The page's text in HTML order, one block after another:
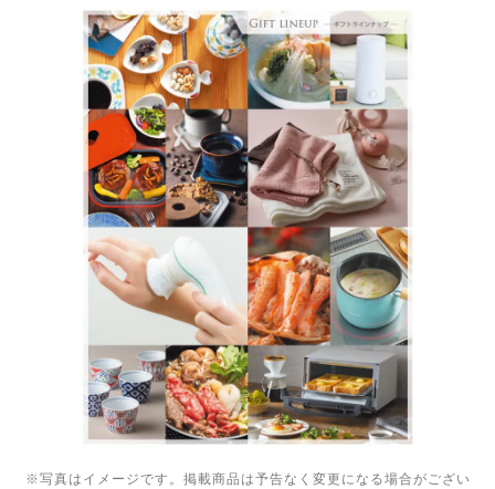
※写真はイメージです。掲載商品は予告なく変更になる場合がござい